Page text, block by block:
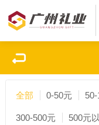
全部 0-50元
300-500元 500元